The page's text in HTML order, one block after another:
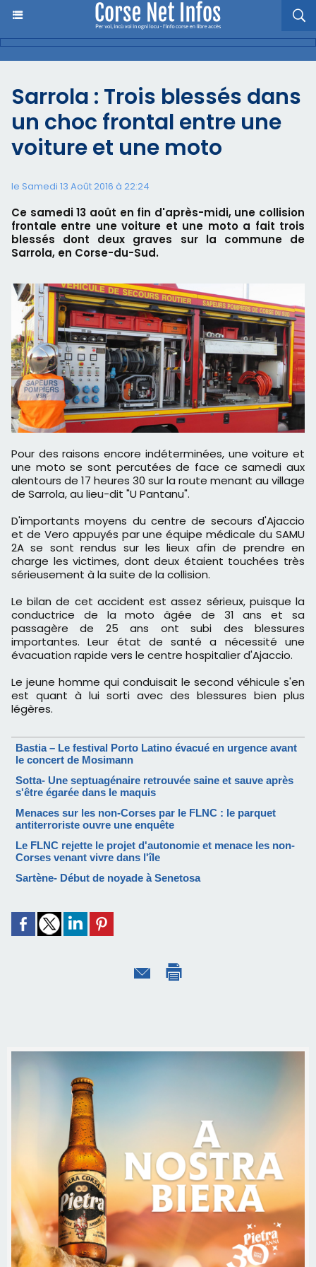
Sarrola : Trois blessés dans
un choc frontal entre une
voiture et une moto
le Samedi 13 Août 2016 à 22:24
Ce samedi 13 août en fin d'après-midi, une collision
frontale entre une voiture et une moto a fait trois
blessés dont deux graves sur la commune de
Sarrola, en Corse-du-Sud.
Pour des raisons encore indéterminées, une voiture et
une moto se sont percutées de face ce samedi aux
alentours de 17 heures 30 sur la route menant au village
de Sarrola, au lieu-dit "U Pantanu".
D'importants moyens du centre de secours d'Ajaccio
et de Vero appuyés par une équipe médicale du SAMU
2A se sont rendus sur les lieux afin de prendre en
charge les victimes, dont deux étaient touchées très
sérieusement à la suite de la collision.
Le bilan de cet accident est assez sérieux, puisque la
conductrice de la moto âgée de 31 ans et sa
passagère de 25 ans ont subi des blessures
importantes. Leur état de santé a nécessité une
évacuation rapide vers le centre hospitalier d'Ajaccio.
Le jeune homme qui conduisait le second véhicule s'en
est quant à lui sorti avec des blessures bien plus
légères.
Bastia – Le festival Porto Latino évacué en urgence avant
le concert de Mosimann
Sotta- Une septuagénaire retrouvée saine et sauve après
s'être égarée dans le maquis
Menaces sur les non-Corses par le FLNC : le parquet
antiterroriste ouvre une enquête
Le FLNC rejette le projet d'autonomie et menace les non-
Corses venant vivre dans l'île
Sartène- Début de noyade à Senetosa